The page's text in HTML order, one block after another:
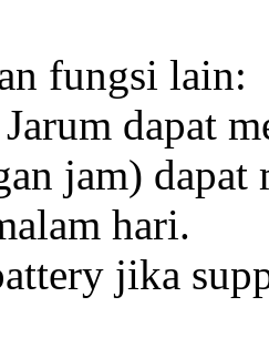
fungsi lain:
dapat
jam) dapat
hari.
jika